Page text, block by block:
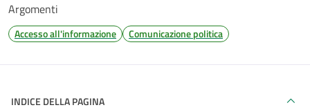
Argomenti
Accesso all'informazione Comunicazione politica
INDICE DELLA PAGINA